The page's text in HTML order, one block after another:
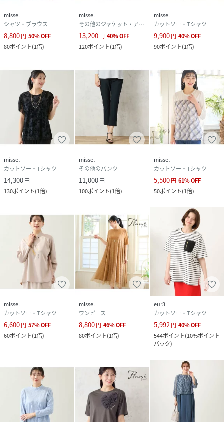
missel
シャツ・ブラウス
8,800円 50%OFF
80ポイント(1倍)
missel
その他のジャケット・アウター
13,200円 40%OFF
120ポイント(1倍)
missel
カットソー・Tシャツ
9,900円 40%OFF
90ポイント(1倍)
missel
カットソー・Tシャツ
14,300円
130ポイント(1倍)
missel
その他のパンツ
11,000円
100ポイント(1倍)
missel
カットソー・Tシャツ
5,500円 61%OFF
50ポイント(1倍)
missel
カットソー・Tシャツ
6,600円 57%OFF
60ポイント(1倍)
missel
ワンピース
8,800円 46%OFF
80ポイント(1倍)
eur3
カットソー・Tシャツ
5,992 円 40%OFF
544ポイント(10%ポイント
バック)